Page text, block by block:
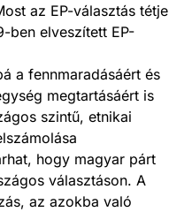
az EP-választás tétje
ben elveszített EP-
a fennmaradásáért és
megtartásáért is
szintű, etnikai
hogy magyar párt
választáson. A
az azokba való